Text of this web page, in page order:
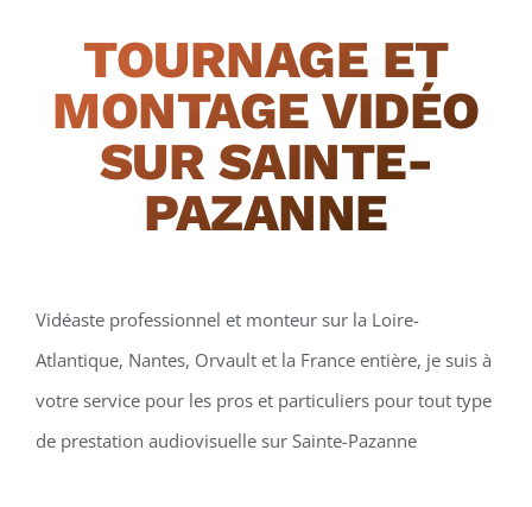
TOURNAGE ET
MONTAGE VIDÉO
SUR SAINTE-
PAZANNE
Vidéaste professionnel et monteur sur la Loire-
Atlantique, Nantes, Orvault et la France entière, je suis à
votre service pour les pros et particuliers pour tout type
de prestation audiovisuelle sur Sainte-Pazanne